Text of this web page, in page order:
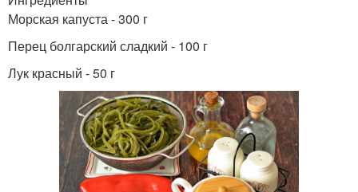
Морская капуста - 300 г
Перец болгарский сладкий - 100 г
Лук красный - 50 г